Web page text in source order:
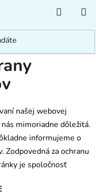
KOŠÍK
našej webovej
mimoriadne dôležitá.
informujeme o
Zodpovedná za ochranu
je spoločnosť